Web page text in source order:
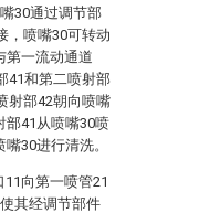
30通过调节部
，喷嘴30可转动
第一流动通道
41和第二喷射部
射部42朝向喷嘴
部41从喷嘴30喷
30进行清洗。
向第一喷管21
其经调节部件